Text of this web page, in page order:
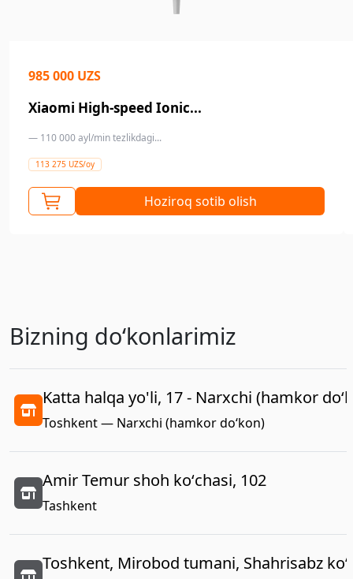
985 000 UZS
Xiaomi High-speed Ionic...
— 110 000 ayl/min tezlikdagi...
113 275 UZS/oy
Hoziroq sotib olish
Bizning doʻkonlarimiz
Katta halqa yo'li, 17 - Narxchi (hamkor
Toshkent — Narxchi (hamkor do‘kon)
Amir Temur shoh koʻchasi, 102
Tashkent
Toshkent, Mirobod tumani, Shahrisabz